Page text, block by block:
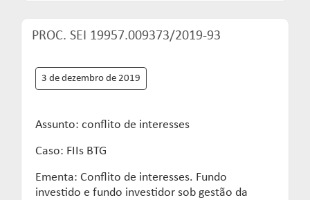
PROC. SEI 19957.009373/2019-93
3 de dezembro de 2019
Assunto: conflito de interesses
Caso: FIIs BTG
Ementa: Conflito de interesses. Fundo
investido e fundo investidor sob gestão da